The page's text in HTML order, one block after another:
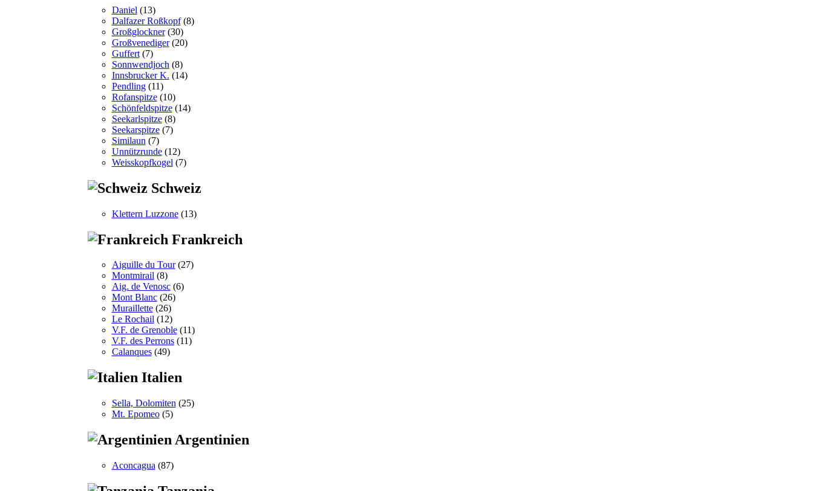
Daniel (13)
Dalfazer Roßkopf(8)
Großglockner(30)
Großvenediger(20)
Guffert(7)
Sonnwendjoch (8)
Innsbrucker K. (14)
Pendling(11)
Rofanspitze(10)
Schönfeldspitze(14)
Seekarlspitze(8)
Seekarspitze(7)
Similaun (7)
Unnützrunde(12)
Weisskopfkogel (7)
Schweiz
Klettern Luzzone(13)
Frankreich
Aiguille du Tour(27)
Montmirail(8)
Aig. de Venosc(6)
Mont Blanc(26)
Muraillette(26)
Le Rochail(12)
V.F. de Grenoble(11)
V.F. des Perrons(11)
Calanques(49)
Italien
Sella, Dolomiten (25)
Mt. Epomeo(5)
Argentinien
Aconcagua (87)